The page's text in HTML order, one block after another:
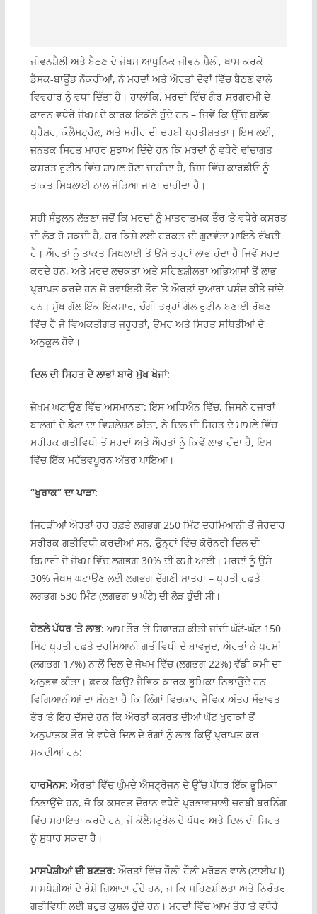
ਜੀਵਨਸ਼ੈਲੀ ਅਤੇ ਬੈਠਣ ਦੇ ਜੋਖਮ ਆਧੁਨਿਕ ਜੀਵਨ ਸ਼ੈਲੀ, ਖਾਸ ਕਰਕੇ
ਡੈਸਕ-ਬਾਊਂਡ ਨੌਕਰੀਆਂ, ਨੇ ਮਰਦਾਂ ਅਤੇ ਔਰਤਾਂ ਦੋਵਾਂ ਵਿੱਚ ਬੈਠਣ ਵਾਲੇ
ਵਿਵਹਾਰ ਨੂੰ ਵਧਾ ਦਿੱਤਾ ਹੈ। ਹਾਲਾਂਕਿ, ਮਰਦਾਂ ਵਿੱਚ ਗੈਰ-ਸਰਗਰਮੀ ਦੇ
ਕਾਰਨ ਵਧੇਰੇ ਜੋਖਮ ਦੇ ਕਾਰਕ ਇਕੱਠੇ ਹੁੰਦੇ ਹਨ – ਜਿਵੇਂ ਕਿ ਉੱਚ ਬਲੱਡ
ਪ੍ਰੈਸ਼ਰ, ਕੋਲੈਸਟ੍ਰੋਲ, ਅਤੇ ਸਰੀਰ ਦੀ ਚਰਬੀ ਪ੍ਰਤੀਸ਼ਤਤਾ। ਇਸ ਲਈ,
ਜਨਤਕ ਸਿਹਤ ਮਾਹਰ ਸੁਝਾਅ ਦਿੰਦੇ ਹਨ ਕਿ ਮਰਦਾਂ ਨੂੰ ਵਧੇਰੇ ਢਾਂਚਾਗਤ
ਕਸਰਤ ਰੁਟੀਨ ਵਿੱਚ ਸ਼ਾਮਲ ਹੋਣਾ ਚਾਹੀਦਾ ਹੈ, ਜਿਸ ਵਿੱਚ ਕਾਰਡੀਓ ਨੂੰ
ਤਾਕਤ ਸਿਖਲਾਈ ਨਾਲ ਜੋੜਿਆ ਜਾਣਾ ਚਾਹੀਦਾ ਹੈ।
ਸਹੀ ਸੰਤੁਲਨ ਲੱਭਣਾ ਜਦੋਂ ਕਿ ਮਰਦਾਂ ਨੂੰ ਮਾਤਰਾਤਮਕ ਤੌਰ ‘ਤੇ ਵਧੇਰੇ ਕਸਰਤ
ਦੀ ਲੋੜ ਹੋ ਸਕਦੀ ਹੈ, ਹਰ ਕਿਸੇ ਲਈ ਹਰਕਤ ਦੀ ਗੁਣਵੱਤਾ ਮਾਇਨੇ ਰੱਖਦੀ
ਹੈ। ਔਰਤਾਂ ਨੂੰ ਤਾਕਤ ਸਿਖਲਾਈ ਤੋਂ ਉਸੇ ਤਰ੍ਹਾਂ ਲਾਭ ਹੁੰਦਾ ਹੈ ਜਿਵੇਂ ਮਰਦ
ਕਰਦੇ ਹਨ, ਅਤੇ ਮਰਦ ਲਚਕਤਾ ਅਤੇ ਸਹਿਣਸ਼ੀਲਤਾ ਅਭਿਆਸਾਂ ਤੋਂ ਲਾਭ
ਪ੍ਰਾਪਤ ਕਰਦੇ ਹਨ ਜੋ ਰਵਾਇਤੀ ਤੌਰ ‘ਤੇ ਔਰਤਾਂ ਦੁਆਰਾ ਪਸੰਦ ਕੀਤੇ ਜਾਂਦੇ
ਹਨ। ਮੁੱਖ ਗੱਲ ਇੱਕ ਇਕਸਾਰ, ਚੰਗੀ ਤਰ੍ਹਾਂ ਗੋਲ ਰੁਟੀਨ ਬਣਾਈ ਰੱਖਣ
ਵਿੱਚ ਹੈ ਜੋ ਵਿਅਕਤੀਗਤ ਜ਼ਰੂਰਤਾਂ, ਉਮਰ ਅਤੇ ਸਿਹਤ ਸਥਿਤੀਆਂ ਦੇ
ਅਨੁਕੂਲ ਹੋਵੇ।
ਦਿਲ ਦੀ ਸਿਹਤ ਦੇ ਲਾਭਾਂ ਬਾਰੇ ਮੁੱਖ ਖੋਜਾਂ:
ਜੋਖਮ ਘਟਾਉਣ ਵਿੱਚ ਅਸਮਾਨਤਾ: ਇਸ ਅਧਿਐਨ ਵਿੱਚ, ਜਿਸਨੇ ਹਜ਼ਾਰਾਂ
ਬਾਲਗਾਂ ਦੇ ਡੇਟਾ ਦਾ ਵਿਸ਼ਲੇਸ਼ਣ ਕੀਤਾ, ਨੇ ਦਿਲ ਦੀ ਸਿਹਤ ਦੇ ਮਾਮਲੇ ਵਿੱਚ
ਸਰੀਰਕ ਗਤੀਵਿਧੀ ਤੋਂ ਮਰਦਾਂ ਅਤੇ ਔਰਤਾਂ ਨੂੰ ਕਿਵੇਂ ਲਾਭ ਹੁੰਦਾ ਹੈ, ਇਸ
ਵਿੱਚ ਇੱਕ ਮਹੱਤਵਪੂਰਨ ਅੰਤਰ ਪਾਇਆ।
“ਖੁਰਾਕ” ਦਾ ਪਾੜਾ:
ਜਿਹੜੀਆਂ ਔਰਤਾਂ ਹਰ ਹਫ਼ਤੇ ਲਗਭਗ 250 ਮਿੰਟ ਦਰਮਿਆਨੀ ਤੋਂ ਜ਼ੋਰਦਾਰ
ਸਰੀਰਕ ਗਤੀਵਿਧੀ ਕਰਦੀਆਂ ਸਨ, ਉਨ੍ਹਾਂ ਵਿੱਚ ਕੋਰੋਨਰੀ ਦਿਲ ਦੀ
ਬਿਮਾਰੀ ਦੇ ਜੋਖਮ ਵਿੱਚ ਲਗਭਗ 30% ਦੀ ਕਮੀ ਆਈ। ਮਰਦਾਂ ਨੂੰ ਉਸੇ
30% ਜੋਖਮ ਘਟਾਉਣ ਲਈ ਲਗਭਗ ਦੁੱਗਣੀ ਮਾਤਰਾ – ਪ੍ਰਤੀ ਹਫ਼ਤੇ
ਲਗਭਗ 530 ਮਿੰਟ (ਲਗਭਗ 9 ਘੰਟੇ) ਦੀ ਲੋੜ ਹੁੰਦੀ ਸੀ।
ਹੇਠਲੇ ਪੱਧਰ ‘ਤੇ ਲਾਭ: ਆਮ ਤੌਰ ‘ਤੇ ਸਿਫ਼ਾਰਸ਼ ਕੀਤੀ ਜਾਂਦੀ ਘੱਟੋ-ਘੱਟ 150
ਮਿੰਟ ਪ੍ਰਤੀ ਹਫ਼ਤੇ ਦਰਮਿਆਨੀ ਗਤੀਵਿਧੀ ਦੇ ਬਾਵਜੂਦ, ਔਰਤਾਂ ਨੇ ਪੁਰਸ਼ਾਂ
(ਲਗਭਗ 17%) ਨਾਲੋਂ ਦਿਲ ਦੇ ਜੋਖਮ ਵਿੱਚ (ਲਗਭਗ 22%) ਵੱਡੀ ਕਮੀ ਦਾ
ਅਨੁਭਵ ਕੀਤਾ। ਫ਼ਰਕ ਕਿਉਂ? ਜੈਵਿਕ ਕਾਰਕ ਭੂਮਿਕਾ ਨਿਭਾਉਂਦੇ ਹਨ
ਵਿਗਿਆਨੀਆਂ ਦਾ ਮੰਨਣਾ ਹੈ ਕਿ ਲਿੰਗਾਂ ਵਿਚਕਾਰ ਜੈਵਿਕ ਅੰਤਰ ਸੰਭਾਵਤ
ਤੌਰ ‘ਤੇ ਇਹ ਦੱਸਦੇ ਹਨ ਕਿ ਔਰਤਾਂ ਕਸਰਤ ਦੀਆਂ ਘੱਟ ਖੁਰਾਕਾਂ ਤੋਂ
ਅਨੁਪਾਤਕ ਤੌਰ ‘ਤੇ ਵਧੇਰੇ ਦਿਲ ਦੇ ਰੋਗਾਂ ਨੂੰ ਲਾਭ ਕਿਉਂ ਪ੍ਰਾਪਤ ਕਰ
ਸਕਦੀਆਂ ਹਨ:
ਹਾਰਮੋਨਸ: ਔਰਤਾਂ ਵਿੱਚ ਘੁੰਮਦੇ ਐਸਟ੍ਰੋਜਨ ਦੇ ਉੱਚ ਪੱਧਰ ਇੱਕ ਭੂਮਿਕਾ
ਨਿਭਾਉਂਦੇ ਹਨ, ਜੋ ਕਿ ਕਸਰਤ ਦੌਰਾਨ ਵਧੇਰੇ ਪ੍ਰਭਾਵਸ਼ਾਲੀ ਚਰਬੀ ਬਰਨਿੰਗ
ਵਿੱਚ ਸਹਾਇਤਾ ਕਰਦੇ ਹਨ, ਜੋ ਕੋਲੈਸਟ੍ਰੋਲ ਦੇ ਪੱਧਰ ਅਤੇ ਦਿਲ ਦੀ ਸਿਹਤ
ਨੂੰ ਸੁਧਾਰ ਸਕਦਾ ਹੈ।
ਮਾਸਪੇਸ਼ੀਆਂ ਦੀ ਬਣਤਰ: ਔਰਤਾਂ ਵਿੱਚ ਹੌਲੀ-ਹੌਲੀ ਮਰੋੜਨ ਵਾਲੇ (ਟਾਈਪ I)
ਮਾਸਪੇਸ਼ੀਆਂ ਦੇ ਰੇਸ਼ੇ ਜ਼ਿਆਦਾ ਹੁੰਦੇ ਹਨ, ਜੋ ਕਿ ਸਹਿਣਸ਼ੀਲਤਾ ਅਤੇ ਨਿਰੰਤਰ
ਗਤੀਵਿਧੀ ਲਈ ਬਹੁਤ ਕੁਸ਼ਲ ਹੁੰਦੇ ਹਨ। ਮਰਦਾਂ ਵਿੱਚ ਆਮ ਤੌਰ ‘ਤੇ ਵਧੇਰੇ